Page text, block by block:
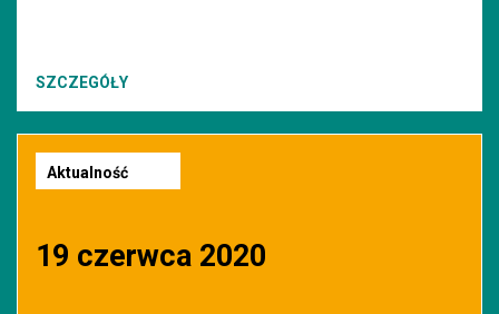
SZCZEGÓŁY
Aktualność
19 czerwca 2020